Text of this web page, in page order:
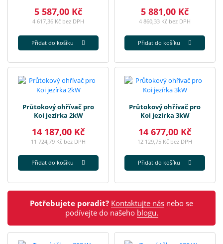
5 587,00 Kč
4 617,36 Kč bez DPH
Přidat do košíku
5 881,00 Kč
4 860,33 Kč bez DPH
Přidat do košíku
Průtokový ohřívač pro
Koi jezírka 2kW
14 187,00 Kč
11 724,79 Kč bez DPH
Přidat do košíku
Průtokový ohřívač pro
Koi jezírka 3kW
14 677,00 Kč
12 129,75 Kč bez DPH
Přidat do košíku
Potřebujete poradit? Kontaktujte nás nebo se
podívejte do našeho blogu.